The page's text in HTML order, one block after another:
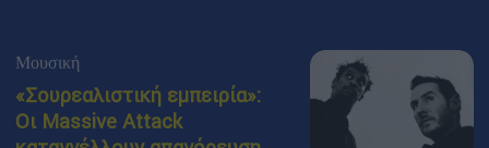
Μουσική
«Σουρεαλιστική εμπειρία»:
Οι Massive Attack